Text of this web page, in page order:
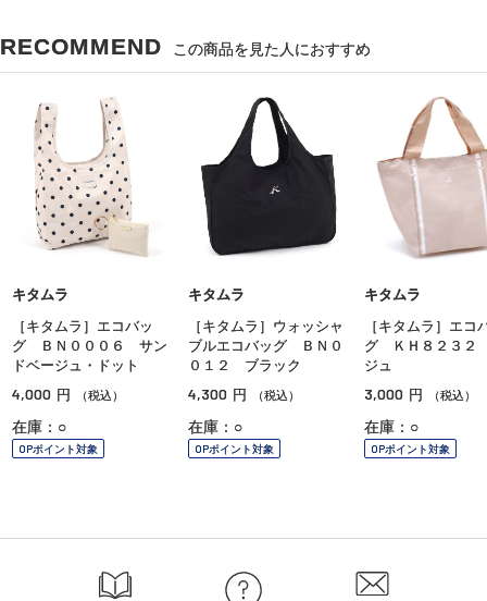
RECOMMEND この商品を見た人におすすめ
キタムラ
［キタムラ］エコバッ
グ ＢＮ０００６ サン
ドベージュ・ドット
4,000 円 （税込）
在庫：○
OPポイント対象
キタムラ
［キタムラ］ウォッシャ
ブルエコバッグ ＢＮ０
０１２ ブラック
4,300 円 （税込）
在庫：○
OPポイント対象
キタムラ
［キタムラ］エコ
グ ＫＨ８２３２
ジュ
3,000 円 （税込）
在庫：○
OPポイント対象